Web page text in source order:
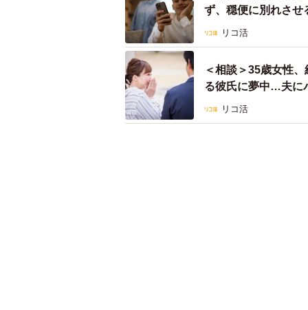
ず、穏便に別れさせ
バイス】
リコ活
＜相談＞35歳女性
る彼氏に夢中…夫に
こさんがアドバイス
リコ活